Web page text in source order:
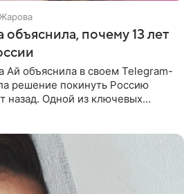
почему 13 лет
Ай объяснила в своем Telegram-
решение покинуть Россию
назад. Одной из ключевых